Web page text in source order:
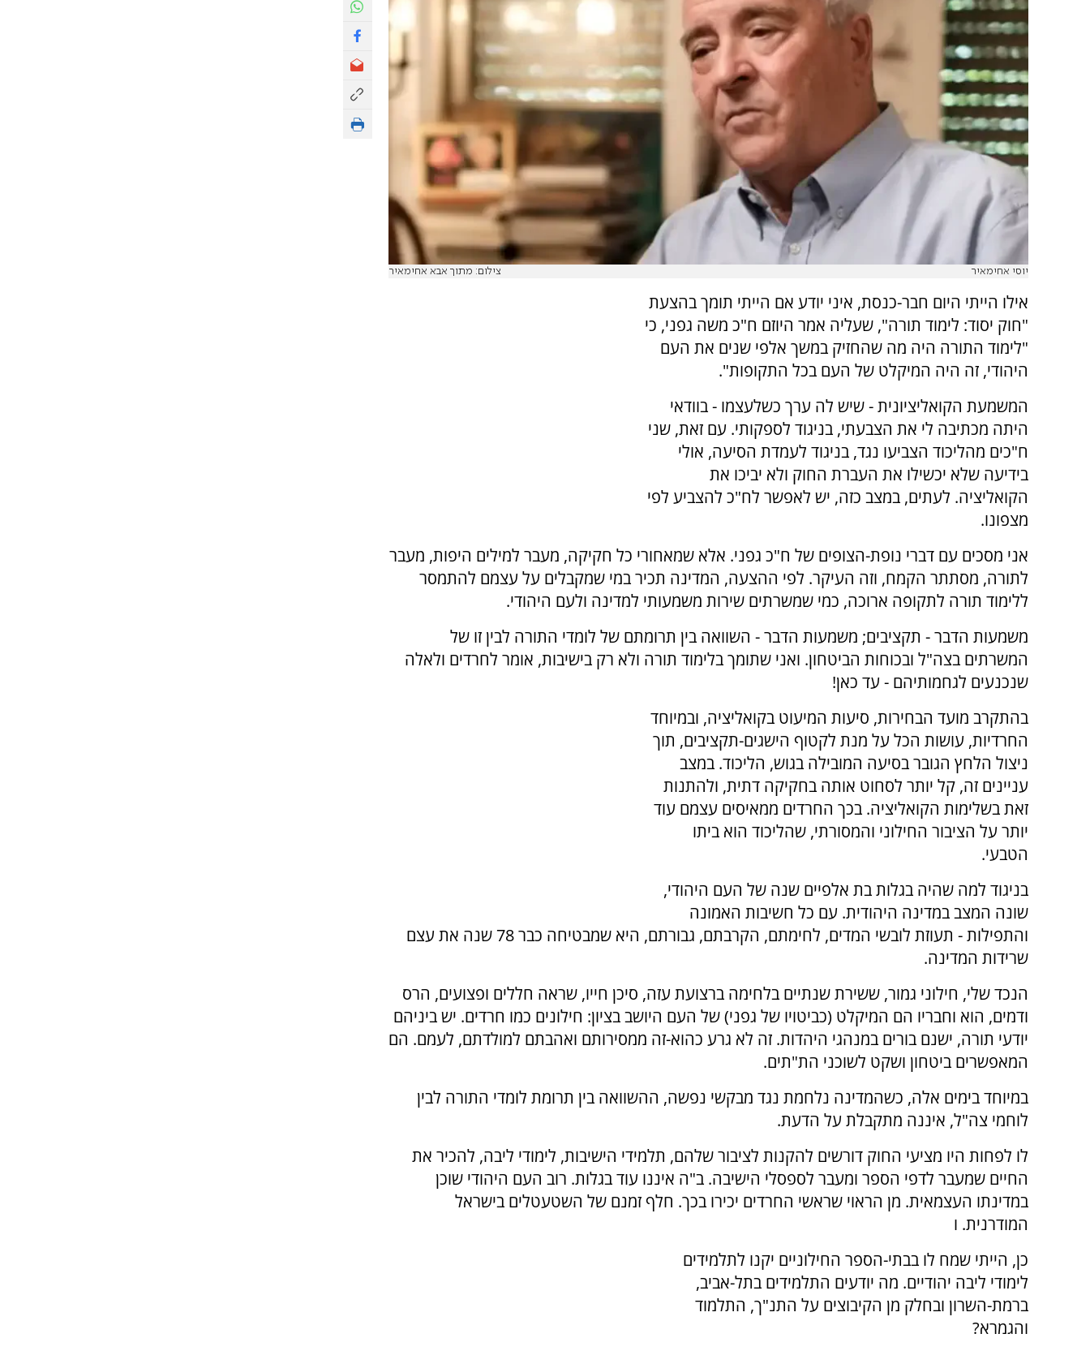
יוסי אחימאיר צילום: מתוך אבא אחימאיר
אילו הייתי היום חבר-כנסת, איני יודע אם הייתי תומך בהצעת
"חוק יסוד: לימוד תורה", שעליה אמר היוזם ח"כ משה גפני, כי
"לימוד התורה היה מה שהחזיק במשך אלפי שנים את העם
היהודי, זה היה המיקלט של העם בכל התקופות".
המשמעת הקואליציונית - שיש לה ערך כשלעצמו - בוודאי
היתה מכתיבה לי את הצבעתי, בניגוד לספקותי. עם זאת, שני
ח"כים מהליכוד הצביעו נגד, בניגוד לעמדת הסיעה, אולי
בידיעה שלא יכשילו את העברת החוק ולא יביכו את
הקואליציה. לעתים, במצב כזה, יש לאפשר לח"כ להצביע לפי
מצפונו.
אני מסכים עם דברי נופת-הצופים של ח"כ גפני. אלא שמאחורי כל חקיקה, מעבר למילים היפות, מעבר
לתורה, מסתתר הקמח, וזה העיקר. לפי ההצעה, המדינה תכיר במי שמקבלים על עצמם להתמסר
ללימוד תורה לתקופה ארוכה, כמי שמשרתים שירות משמעותי למדינה ולעם היהודי.
משמעות הדבר - תקציבים; משמעות הדבר - השוואה בין תרומתם של לומדי התורה לבין זו של
המשרתים בצה"ל ובכוחות הביטחון. ואני שתומך בלימוד תורה ולא רק בישיבות, אומר לחרדים ולאלה
שנכנעים לגחמותיהם - עד כאן!
בהתקרב מועד הבחירות, סיעות המיעוט בקואליציה, ובמיוחד
החרדיות, עושות הכל על מנת לקטוף הישגים-תקציבים, תוך
ניצול הלחץ הגובר בסיעה המובילה בגוש, הליכוד. במצב
עניינים זה, קל יותר לסחוט אותה בחקיקה דתית, ולהתנות
זאת בשלימות הקואליציה. בכך החרדים ממאיסים עצמם עוד
יותר על הציבור החילוני והמסורתי, שהליכוד הוא ביתו
הטבעי.
בניגוד למה שהיה בגלות בת אלפיים שנה של העם היהודי,
שונה המצב במדינה היהודית. עם כל חשיבות האמונה
והתפילות - תעוזת לובשי המדים, לחימתם, הקרבתם, גבורתם, היא שמבטיחה כבר 78 שנה את עצם
שרידות המדינה.
הנכד שלי, חילוני גמור, ששירת שנתיים בלחימה ברצועת עזה, סיכן חייו, שראה חללים ופצועים, הרס
ודמים, הוא וחבריו הם המיקלט (כביטויו של גפני) של העם היושב בציון: חילונים כמו חרדים. יש ביניהם
יודעי תורה, ישנם בורים במנהגי היהדות. זה לא גרע כהוא-זה ממסירותם ואהבתם למולדתם, לעמם. הם
המאפשרים ביטחון ושקט לשוכני הת"תים.
במיוחד בימים אלה, כשהמדינה נלחמת נגד מבקשי נפשה, ההשוואה בין תרומת לומדי התורה לבין
לוחמי צה"ל, איננה מתקבלת על הדעת.
לו לפחות היו מציעי החוק דורשים להקנות לציבור שלהם, תלמידי הישיבות, לימודי ליבה, להכיר את
החיים שמעבר לדפי הספר ומעבר לספסלי הישיבה. ב"ה איננו עוד בגלות. רוב העם היהודי שוכן
במדינתו העצמאית. מן הראוי שראשי החרדים יכירו בכך. חלף זמנם של השטעטלים בישראל
המודרנית. ו
כן, הייתי שמח לו בבתי-הספר החילוניים יקנו לתלמידים
לימודי ליבה יהודיים. מה יודעים התלמידים בתל-אביב,
ברמת-השרון ובחלק מן הקיבוצים על התנ"ך, התלמוד
והגמרא?